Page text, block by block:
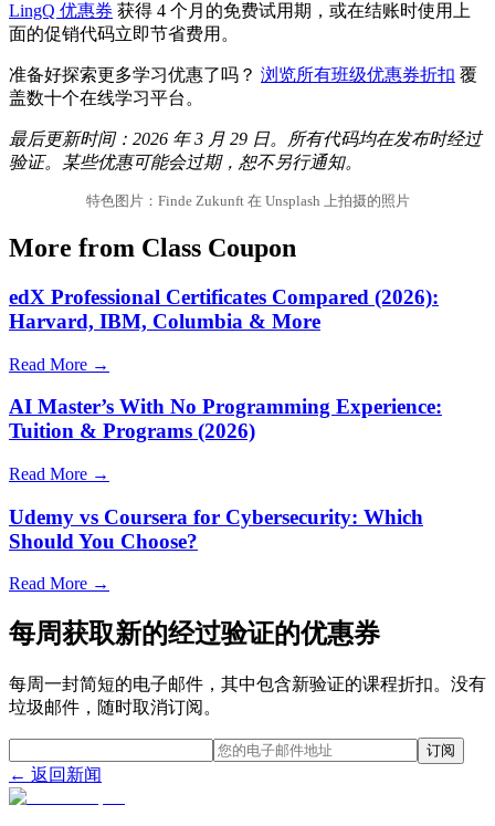
LingQ 优惠券 获得 4 个月的免费试用期，或在结账时使用上
面的促销代码立即节省费用。
准备好探索更多学习优惠了吗？ 浏览所有班级优惠券折扣 覆
盖数十个在线学习平台。
最后更新时间：2026 年 3 月 29 日。所有代码均在发布时经过
验证。某些优惠可能会过期，恕不另行通知。
特色图片：Finde Zukunft 在 Unsplash 上拍摄的照片
More from Class Coupon
edX Professional Certificates Compared (2026):
Harvard, IBM, Columbia & More
Read More →
AI Master’s With No Programming Experience:
Tuition & Programs (2026)
Read More →
Udemy vs Coursera for Cybersecurity: Which
Should You Choose?
Read More →
每周获取新的经过验证的优惠券
每周一封简短的电子邮件，其中包含新验证的课程折扣。没有
垃圾邮件，随时取消订阅。
订阅
← 返回新闻